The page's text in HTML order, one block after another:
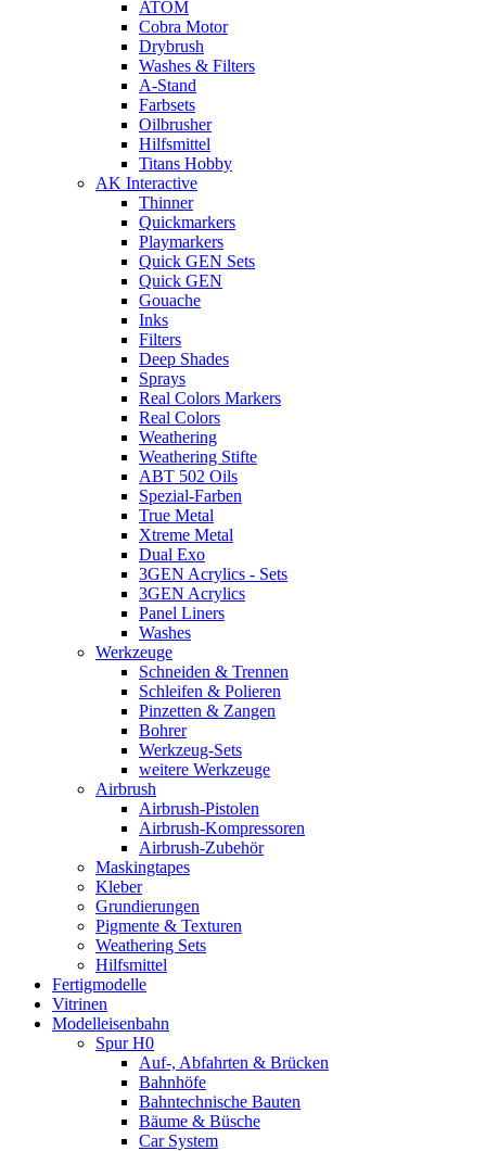
ATOM
Cobra Motor
Drybrush
Washes & Filters
A-Stand
Farbsets
Oilbrusher
Hilfsmittel
Titans Hobby
AK Interactive
Thinner
Quickmarkers
Playmarkers
Quick GEN Sets
Quick GEN
Gouache
Inks
Filters
Deep Shades
Sprays
Real Colors Markers
Real Colors
Weathering
Weathering Stifte
ABT 502 Oils
Spezial-Farben
True Metal
Xtreme Metal
Dual Exo
3GEN Acrylics - Sets
3GEN Acrylics
Panel Liners
Washes
Werkzeuge
Schneiden & Trennen
Schleifen & Polieren
Pinzetten & Zangen
Bohrer
Werkzeug-Sets
weitere Werkzeuge
Airbrush
Airbrush-Pistolen
Airbrush-Kompressoren
Airbrush-Zubehör
Maskingtapes
Kleber
Grundierungen
Pigmente & Texturen
Weathering Sets
Hilfsmittel
Fertigmodelle
Vitrinen
Modelleisenbahn
Spur H0
Auf-, Abfahrten & Brücken
Bahnhöfe
Bahntechnische Bauten
Bäume & Büsche
Car System